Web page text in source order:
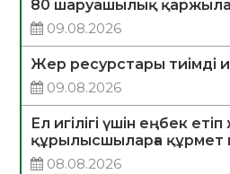
80 шаруашылық
09.08.2026
Жер ресурстары тиімді
09.08.2026
Ел игілігі үшін еңбек
құрылысшыларға құрмет
08.08.2026